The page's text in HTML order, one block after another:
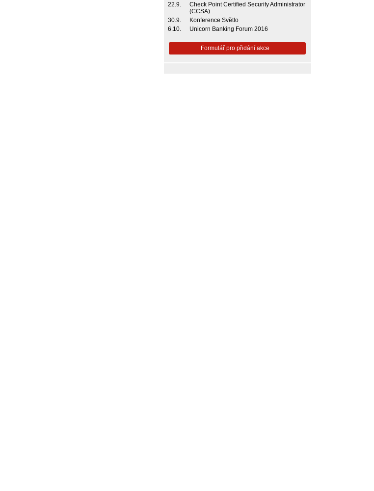
22.9.
Check Point Certified Security Administrator
(CCSA)...
30.9.
Konference Světlo
6.10.
Unicorn Banking Forum 2016
Formulář pro přidání akce